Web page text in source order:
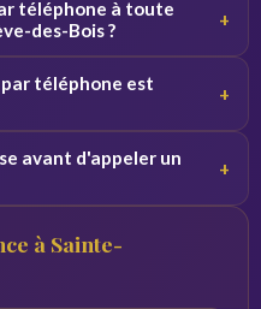
sont souvent offertes
téléphone à toute
des-Bois ?
+
nuit depuis Sainte-
téléphone est
+
des minutes
avant d'appeler un
+
plus les réponses
à Sainte-